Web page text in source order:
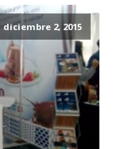
diciembre 2, 2015